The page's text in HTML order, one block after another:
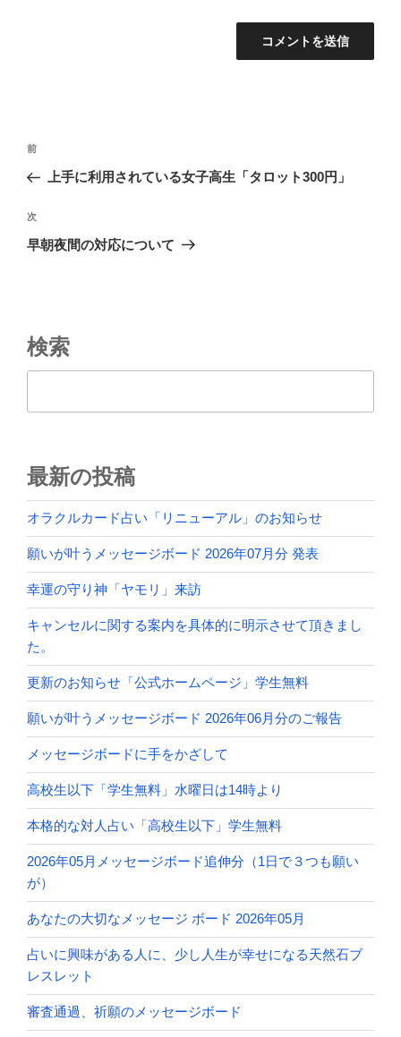
投
ビ
ゲ
ン
前
の
稿
前
上手に利用されている女子高生「タロット300円」
次
の
次
早朝夜間の対応について
検索
最新の投稿
オラクルカード占い「リニューアル」のお知らせ
願いが叶うメッセージボード 2026年07月分 発表
幸運の守り神「ヤモリ」来訪
キャンセルに関する案内を具体的に明示させて頂きまし
た。
更新のお知らせ「公式ホームページ」学生無料
願いが叶うメッセージボード 2026年06月分のご報告
メッセージボードに手をかざして
高校生以下「学生無料」水曜日は14時より
本格的な対人占い「高校生以下」学生無料
2026年05月メッセージボード追伸分（1日で３つも願い
が）
あなたの大切なメッセージ ボード 2026年05月
占いに興味がある人に、少し人生が幸せになる天然石ブ
レスレット
審査通過、祈願のメッセージボード